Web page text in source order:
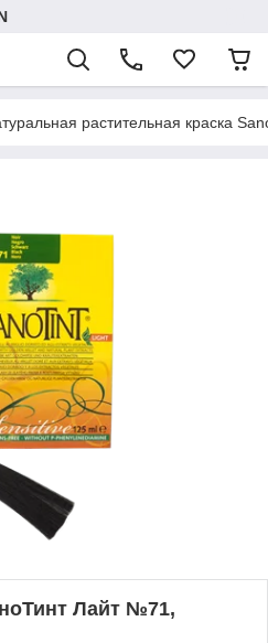
растительная краска
Лайт №71,